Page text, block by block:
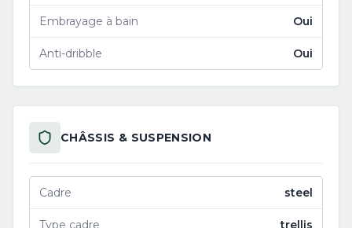
Embrayage à bain Oui
Anti-dribble Oui
CHÂSSIS & SUSPENSION
Cadre steel
Type cadre trellis